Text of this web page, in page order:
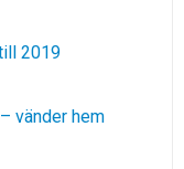
2019
vänder hem